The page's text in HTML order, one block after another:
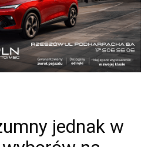
jednak w